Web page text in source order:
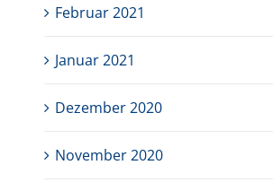
Februar 2021
Januar 2021
Dezember 2020
November 2020